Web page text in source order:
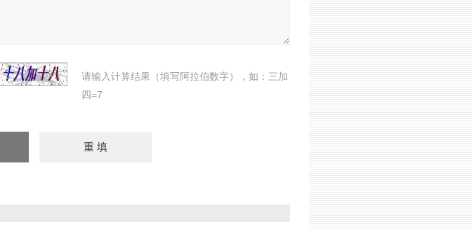
请输入计算结果（填写阿拉伯数字），如：三加
四=7